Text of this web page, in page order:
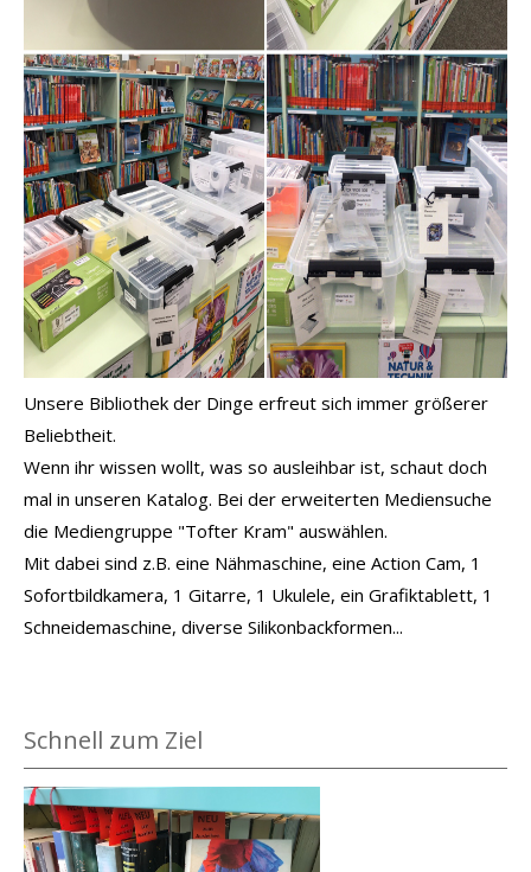
Unsere Bibliothek der Dinge erfreut sich immer größerer
Beliebtheit.
Wenn ihr wissen wollt, was so ausleihbar ist, schaut doch
mal in unseren Katalog. Bei der erweiterten Mediensuche
die Mediengruppe "Tofter Kram" auswählen.
Mit dabei sind z.B. eine Nähmaschine, eine Action Cam, 1
Sofortbildkamera, 1 Gitarre, 1 Ukulele, ein Grafiktablett, 1
Schneidemaschine, diverse Silikonbackformen...
Schnell zum Ziel